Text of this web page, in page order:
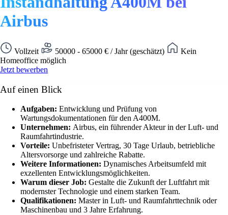
Airbus
Vollzeit 50000 - 65000 € / Jahr (geschätzt)
Kein
Homeoffice möglich
Jetzt bewerben
Auf einen Blick
Aufgaben: Entwicklung und Prüfung von
Wartungsdokumentationen für den A400M.
Unternehmen: Airbus, ein führender Akteur in der Luft- und
Raumfahrtindustrie.
Vorteile: Unbefristeter Vertrag, 30 Tage Urlaub, betriebliche
Altersvorsorge und zahlreiche Rabatte.
Weitere Informationen: Dynamisches Arbeitsumfeld mit
exzellenten Entwicklungsmöglichkeiten.
Warum dieser Job: Gestalte die Zukunft der Luftfahrt mit
modernster Technologie und einem starken Team.
Qualifikationen: Master in Luft- und Raumfahrttechnik oder
Maschinenbau und 3 Jahre Erfahrung.